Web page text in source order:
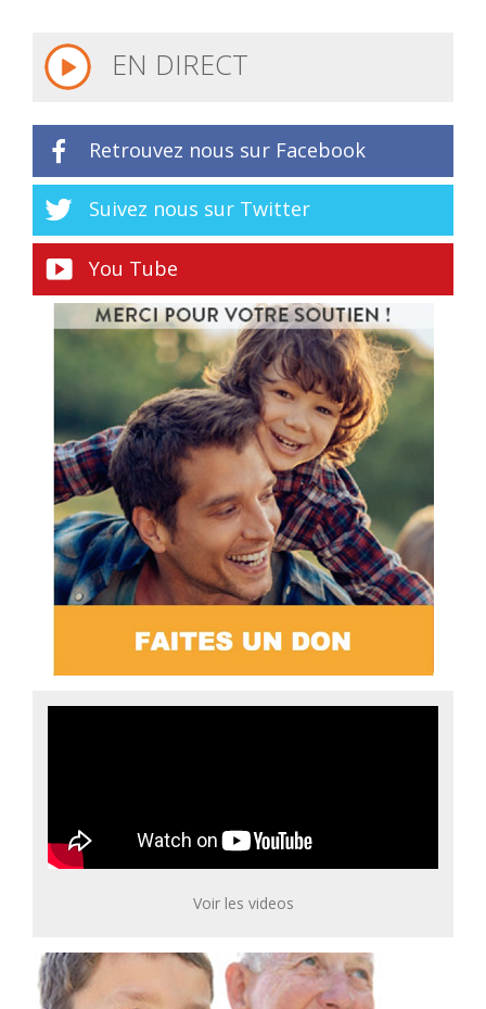
EN DIRECT
Retrouvez nous sur Facebook
Suivez nous sur Twitter
You Tube
Voir les videos